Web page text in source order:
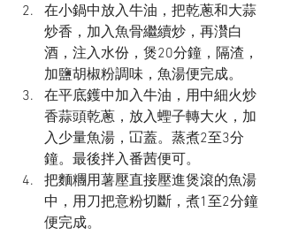
在小鍋中放入牛油，把乾蔥和大蒜
炒香，加入魚骨繼續炒，再灒白
酒，注入水份，煲20分鐘，隔渣，
加鹽胡椒粉調味，魚湯便完成。
在平底鑊中加入牛油，用中細火炒
香蒜頭乾蔥，放入蟶子轉大火，加
入少量魚湯，冚蓋。蒸煮2至3分
鐘。最後拌入番茜便可。
把麵糰用薯壓直接壓進煲滾的魚湯
中，用刀把意粉切斷，煮1至2分鐘
便完成。